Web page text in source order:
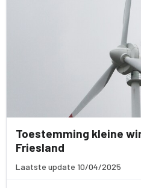
Toestemming kleine
Friesland
Laatste update 10/04/2025